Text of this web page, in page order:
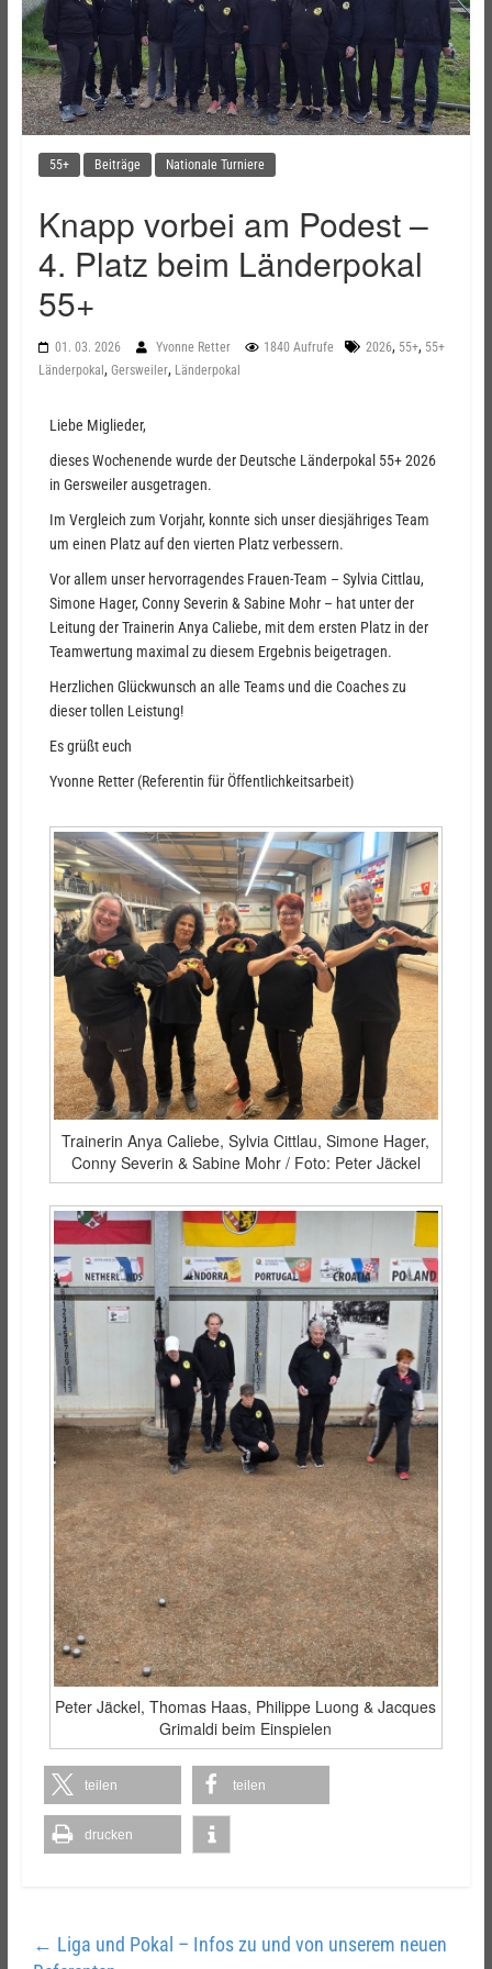
55+ Beiträge Nationale Turniere
Knapp vorbei am Podest –
4. Platz beim Länderpokal
55+
01. 03. 2026 Yvonne Retter 1840 Aufrufe 2026, 55+, 55+
Länderpokal , Gersweiler, Länderpokal
Liebe Miglieder,
dieses Wochenende wurde der Deutsche Länderpokal 55+ 2026
in Gersweiler ausgetragen.
Im Vergleich zum Vorjahr, konnte sich unser diesjähriges Team
um einen Platz auf den vierten Platz verbessern.
Vor allem unser hervorragendes Frauen-Team – Sylvia Cittlau,
Simone Hager, Conny Severin & Sabine Mohr – hat unter der
Leitung der Trainerin Anya Caliebe, mit dem ersten Platz in der
Teamwertung maximal zu diesem Ergebnis beigetragen.
Herzlichen Glückwunsch an alle Teams und die Coaches zu
dieser tollen Leistung!
Es grüßt euch
Yvonne Retter (Referentin für Öffentlichkeitsarbeit)
Trainerin Anya Caliebe, Sylvia Cittlau, Simone Hager,
Conny Severin & Sabine Mohr / Foto: Peter Jäckel
Peter Jäckel, Thomas Haas, Philippe Luong & Jacques
Grimaldi beim Einspielen
teilen teilen
drucken
← Liga und Pokal – Infos zu und von unserem neuen